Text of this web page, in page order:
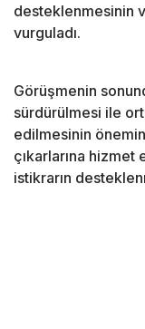
desteklenmesinin
vurguladı.
Görüşmenin
sürdürülmesi ile
edilmesinin
çıkarlarına
istikrarın